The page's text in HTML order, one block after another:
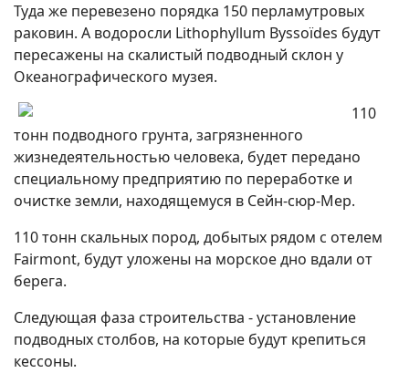
Туда же перевезено порядка 150 перламутровых
раковин. А водоросли Lithophyllum Byssoïdes будут
пересажены на скалистый подводный склон у
Океанографического музея.
110
тонн подводного грунта, загрязненного
жизнедеятельностью человека, будет передано
специальному предприятию по переработке и
очистке земли, находящемуся в Сейн-сюр-Мер.
110 тонн скальных пород, добытых рядом с отелем
Fairmont, будут уложены на морское дно вдали от
берега.
Следующая фаза строительства - установление
подводных столбов, на которые будут крепиться
кессоны.